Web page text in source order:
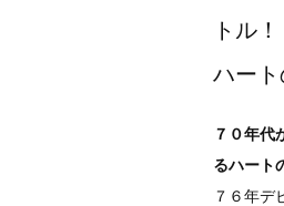
トル
ハート
７０年代
るハート
７６年デ